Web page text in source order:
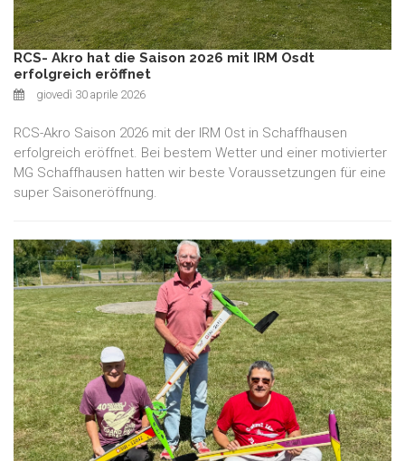
RCS- Akro hat die Saison 2026 mit IRM Osdt
erfolgreich eröffnet
giovedì 30 aprile 2026
RCS-Akro Saison 2026 mit der IRM Ost in Schaffhausen
erfolgreich eröffnet. Bei bestem Wetter und einer motivierter
MG Schaffhausen hatten wir beste Voraussetzungen für eine
super Saisoneröffnung.